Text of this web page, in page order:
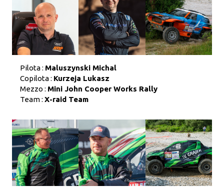
Pilota : Maluszynski Michal
Copilota : Kurzeja Lukasz
Mezzo : Mini John Cooper Works Rally
Team : X-raid Team